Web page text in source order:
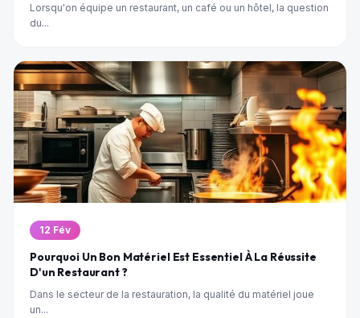
Lorsqu'on équipe un restaurant, un café ou un hôtel, la question
du...
12 Fév
Pourquoi Un Bon Matériel Est Essentiel À La Réussite
D'un Restaurant ?
Dans le secteur de la restauration, la qualité du matériel joue
un...